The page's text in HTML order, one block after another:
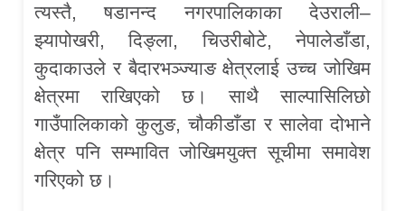
त्यस्तै, षडानन्द नगरपालिकाका देउराली–
झ्यापोखरी, दिङ्ला, चिउरीबोटे, नेपालेडाँडा,
कुदाकाउले र बैदारभञ्ज्याङ क्षेत्रलाई उच्च जोखिम
क्षेत्रमा राखिएको छ। साथै साल्पासिलिछो
गाउँपालिकाको कुलुङ, चौकीडाँडा र सालेवा दोभाने
क्षेत्र पनि सम्भावित जोखिमयुक्त सूचीमा समावेश
गरिएको छ।